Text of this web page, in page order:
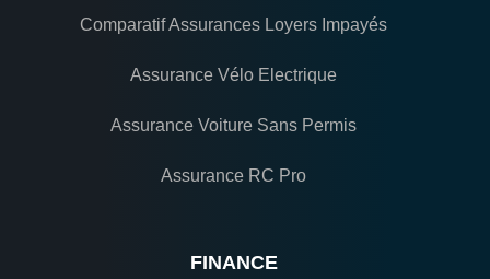
Comparatif Assurances Loyers Impayés
Assurance Vélo Electrique
Assurance Voiture Sans Permis
Assurance RC Pro
FINANCE